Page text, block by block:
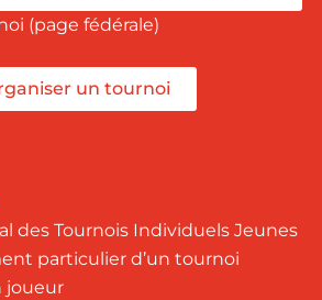
(page fédérale)
un tournoi
des Tournois Individuels Jeunes
particulier d’un tournoi
joueur